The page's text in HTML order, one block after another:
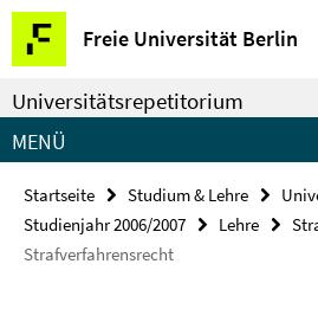
Springe
direkt
zu
Inhalt
Freie Universität Berlin
Service-
Navigation
Universitätsrepetitorium
MENÜ
Startseite Studium & Lehre
Studienjahr 2006/2007
Lehre
Strafverfahrensrecht